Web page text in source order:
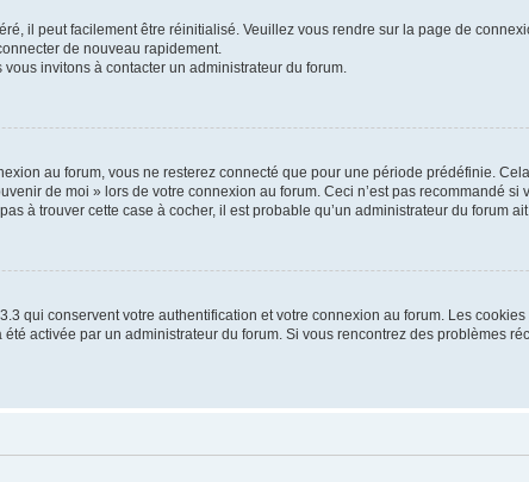
il peut facilement être réinitialisé. Veuillez vous rendre sur la page de
de nouveau rapidement.
invitons à contacter un administrateur du forum.
au forum, vous ne resterez connecté que pour une période prédéfinie.
de moi » lors de votre connexion au forum. Ceci n’est pas recommandé
à trouver cette case à cocher, il est probable qu’un administrateur du forum
qui conservent votre authentification et votre connexion au forum. Les
activée par un administrateur du forum. Si vous rencontrez des problèmes